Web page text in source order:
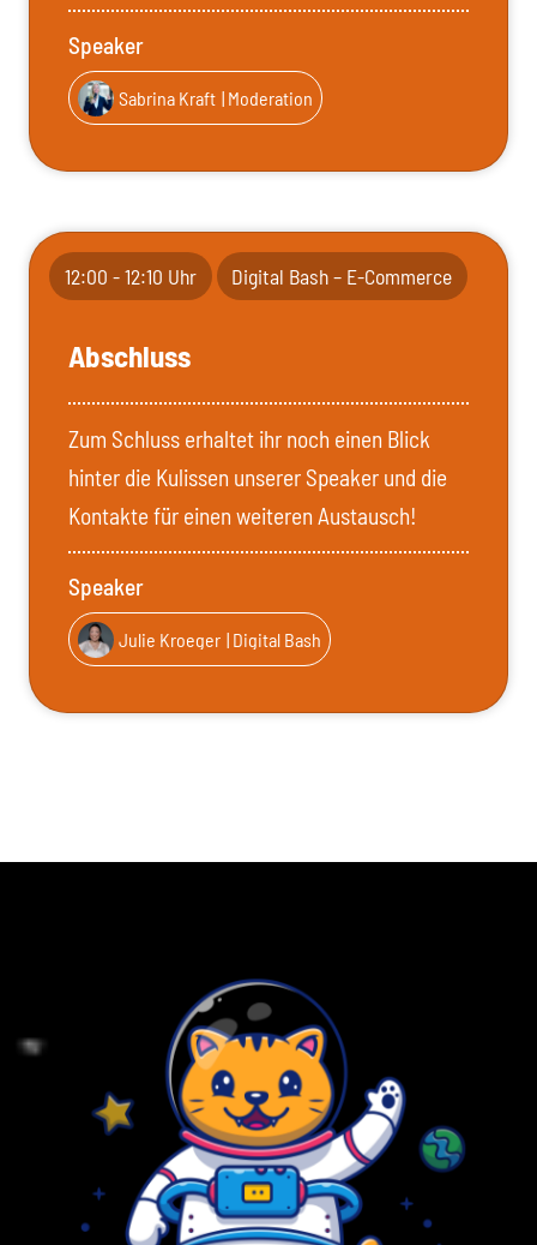
Speaker
Sabrina Kraft | Moderation
12:00 - 12:10 Uhr Digital Bash – E-Commerce
Abschluss
Zum Schluss erhaltet ihr noch einen Blick
hinter die Kulissen unserer Speaker und die
Kontakte für einen weiteren Austausch!
Speaker
Julie Kroeger | Digital Bash